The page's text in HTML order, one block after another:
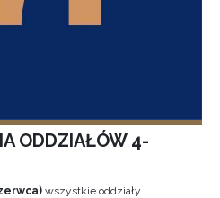
ODDZIAŁÓW 4-
wszystkie oddziały